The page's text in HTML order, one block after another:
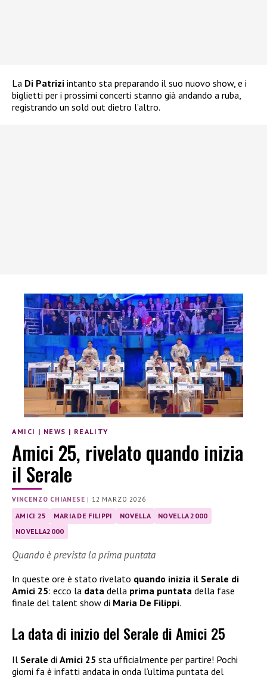
La Di Patrizi intanto sta preparando il suo nuovo show, e i
biglietti per i prossimi concerti stanno già andando a ruba,
registrando un sold out dietro l’altro.
AMICI | NEWS | REALITY
Amici 25, rivelato quando inizia
il Serale
VINCENZO CHIANESE | 12 MARZO 2026
AMICI 25 MARIA DE FILIPPI NOVELLA
NOVELLA 2000
NOVELLA2000
Quando è prevista la prima puntata
In queste ore è stato rivelato quando inizia il Serale di
Amici 25: ecco la data della prima puntata della fase
finale del talent show di Maria De Filippi.
La data di inizio del Serale di Amici 25
Il Serale di Amici 25 sta ufficialmente per partire! Pochi
giorni fa è infatti andata in onda l’ultima puntata del